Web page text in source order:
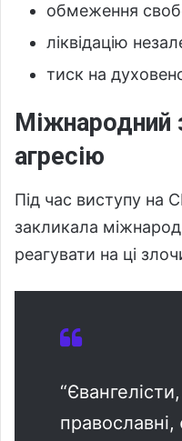
обмеження
ліквідацію
тиск на
Міжнародний
агресію
Під час виступу на
закликала
реагувати на ці